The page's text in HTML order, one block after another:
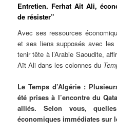
Entretien. Ferhat Aït Ali,
de résister”
Avec ses ressources
et ses liens supposés avec
tenir tête à l’Arabie Saoudite,
Aït Ali dans les colonnes du
Le Temps d’Algérie :
été prises à l’encontre du
alliés. Selon vous,
économiques immédiates sur